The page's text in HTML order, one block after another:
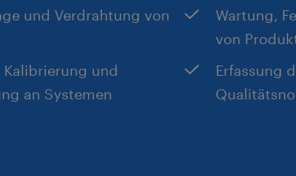
und Verdrahtung von
und
an Systemen
Wartung,
von
Erfassung